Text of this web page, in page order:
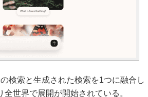
検索と生成された検索を1つに融合し
世界で展開が開始されている。